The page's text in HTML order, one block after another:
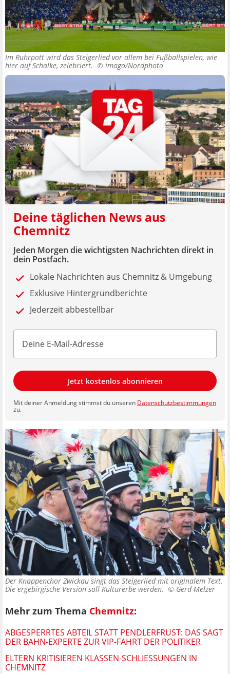
Im Ruhrpott wird das Steigerlied vor allem bei Fußballspielen, wie
hier auf Schalke, zelebriert. © imago/Nordphoto
Deine täglichen News aus
Chemnitz
Jeden Morgen die wichtigsten Nachrichten direkt in
dein Postfach.
Lokale Nachrichten aus Chemnitz & Umgebung
Exklusive Hintergrundberichte
Jederzeit abbestellbar
Jetzt kostenlos abonnieren
Mit deiner Anmeldung stimmst du unseren Datenschutzbestimmungen
zu.
Der Knappenchor Zwickau singt das Steigerlied mit originalem Text.
Die ergebirgische Version soll Kulturerbe werden. © Gerd Melzer
Mehr zum Thema Chemnitz:
ABGESPERRTES ABTEIL STATT PENDLERFRUST: DAS SAGT
DER BAHN-EXPERTE ZUR VIP-FAHRT DER POLITIKER
ELTERN KRITISIEREN KLASSEN-SCHLIESSUNGEN IN C
HEMNITZ